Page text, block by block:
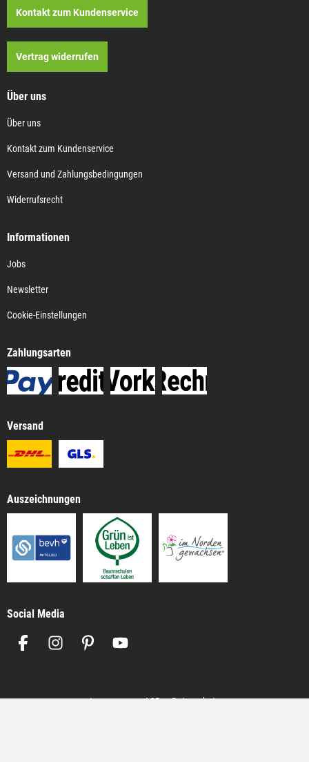
Kontakt zum Kundenservice
Vertrag widerrufen
Über uns
Über uns
Kontakt zum Kundenservice
Versand und Zahlungsbedingungen
Widerrufsrecht
Informationen
Jobs
Newsletter
Cookie-Einstellungen
Zahlungsarten
Versand
Auszeichnungen
Social Media
Impressum AGB Datenschutz